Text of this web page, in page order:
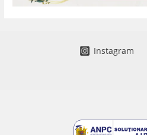
Instagram